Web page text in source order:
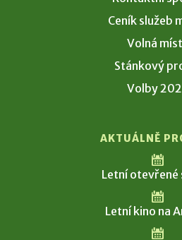
Ceník služeb
Volná
Stánkový
Volby
AKTUÁLNĚ
Letní otevřené
Letní kino na